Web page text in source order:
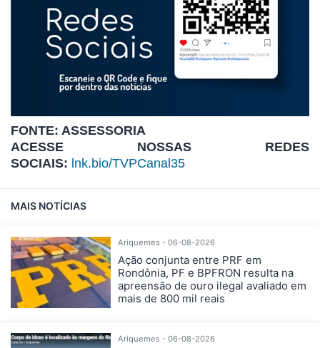
FONTE: ASSESSORIA
ACESSE NOSSAS REDES
SOCIAIS: lnk.bio/TVPCanal35
MAIS NOTÍCIAS
Ariquemes - 06-08-2026
Ação conjunta entre PRF em
Rondônia, PF e BPFRON resulta na
apreensão de ouro ilegal avaliado em
mais de 800 mil reais
Ariquemes - 06-08-2026